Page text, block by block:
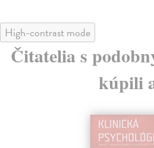
High-contrast mode
Čitatelia s
kúpili